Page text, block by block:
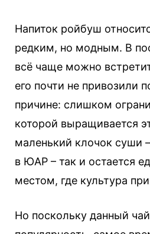
Напиток ройбуш
редким, но модным. В
всё чаще можно
его почти не привозили
причине: слишком
которой выращивается
маленький клочок суши
в ЮАР – так и остается
местом, где культура
Но поскольку данный